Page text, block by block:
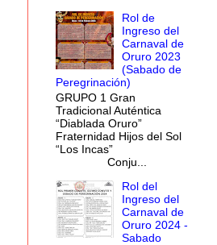
Rol de
Ingreso del
Carnaval de
Oruro 2023
(Sabado de
Peregrinación)
GRUPO 1 Gran
Tradicional Auténtica
“Diablada Oruro”
Fraternidad Hijos del Sol
“Los Incas”
Conju...
Rol del
Ingreso del
Carnaval de
Oruro 2024 -
Sabado